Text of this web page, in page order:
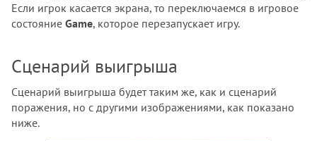
Если игрок касается экрана, то переключаемся в игровое
состояние Game, которое перезапускает игру.
Сценарий выигрыша
Сценарий выигрыша будет таким же, как и сценарий
поражения, но с другими изображениями, как показано
ниже.